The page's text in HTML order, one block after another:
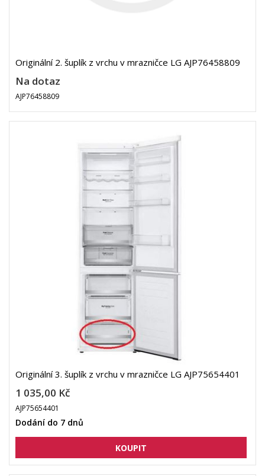
Originální 2. šuplík z vrchu v mrazničce LG AJP76458809
Na dotaz
AJP76458809
Originální 3. šuplík z vrchu v mrazničce LG AJP75654401
1 035,00 Kč
AJP75654401
Dodání do 7 dnů